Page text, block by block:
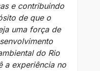
e contribuindo
de que o
uma força de
do Rio
a experiência no